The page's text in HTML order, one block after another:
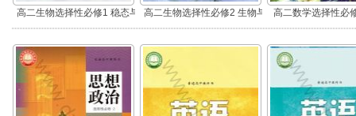
高二生物选择性必修1 稳态与
调节
高二生物选择性必修2 生物与
环境
高二数学选择性必
(A版)